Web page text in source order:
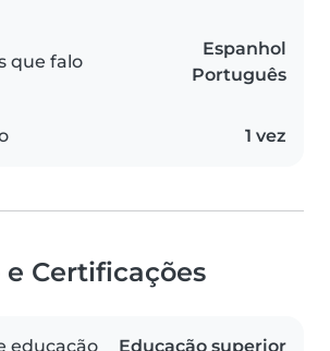
que falo
Espanhol
Português
1 vez
e Certificações
educação Educação superior